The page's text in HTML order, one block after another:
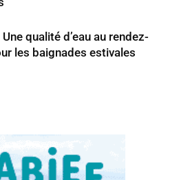
qualité d’eau au rendez-
les baignades estivales